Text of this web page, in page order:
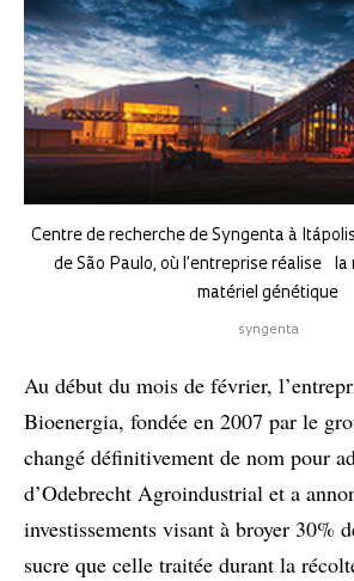
Centre de recherche de Syngenta à
de São Paulo, où l’entreprise réalise
matériel génétique
syngenta
Au début du mois de février,
Bioenergia, fondée en 2007 par le
changé définitivement de nom pour
d’Odebrecht Agroindustrial et a
investissements visant à broyer 30%
sucre que celle traitée durant la